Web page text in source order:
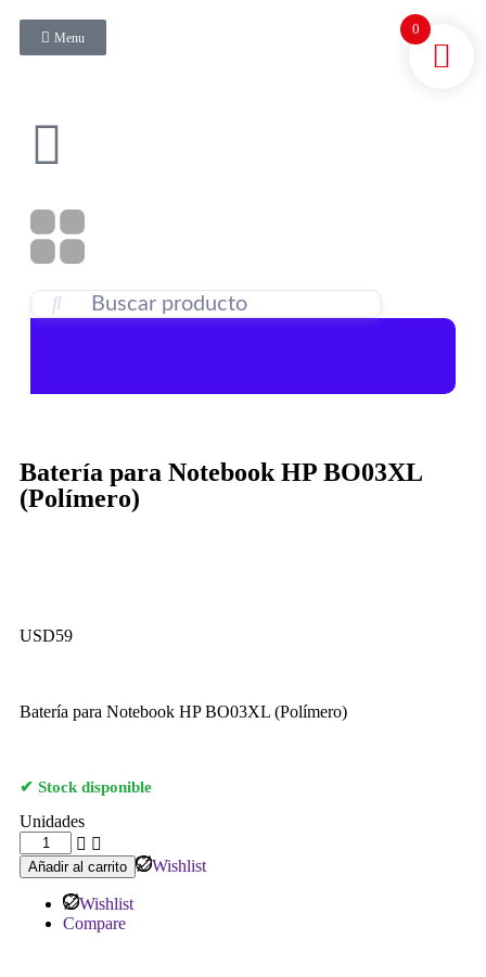
Menu
Batería para Notebook HP BO03XL
(Polímero)
USD59
Batería para Notebook HP BO03XL (Polímero)
Stock disponible
Unidades
Wishlist
Añadir al carrito
Wishlist
Compare
0